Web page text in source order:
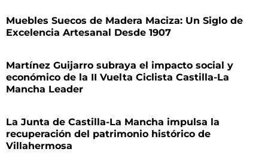
Muebles Suecos de Madera Maciza: Un Siglo de
Excelencia Artesanal Desde 1907
Martínez Guijarro subraya el impacto social y
económico de la II Vuelta Ciclista Castilla-La
Mancha Leader
La Junta de Castilla-La Mancha impulsa la
recuperación del patrimonio histórico de
Villahermosa